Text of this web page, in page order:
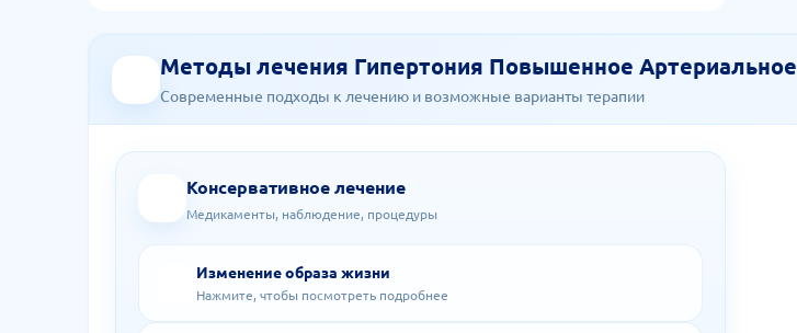
Методы лечения Гипертония Повышенное
Современные подходы к лечению и возможные варианты терапии
Консервативное лечение
Медикаменты, наблюдение, процедуры
Изменение образа жизни
Нажмите, чтобы посмотреть подробнее